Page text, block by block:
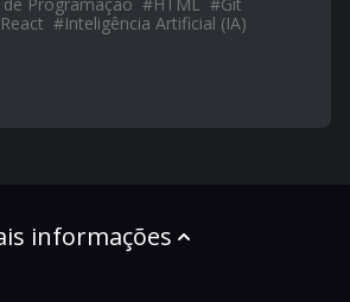
React #Inteligência Artificial (IA)
informações